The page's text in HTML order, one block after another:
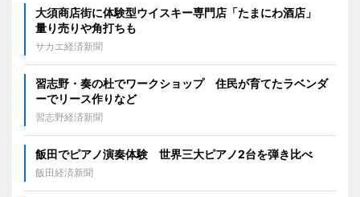
大須商店街に体験型ウイスキー専門店「たまにわ酒店」
量り売りや角打ちも
サカエ経済新聞
習志野・奏の杜でワークショップ 住民が育てたラベンダ
ーでリース作りなど
習志野経済新聞
飯田でピアノ演奏体験 世界三大ピアノ2台を弾き比べ
飯田経済新聞